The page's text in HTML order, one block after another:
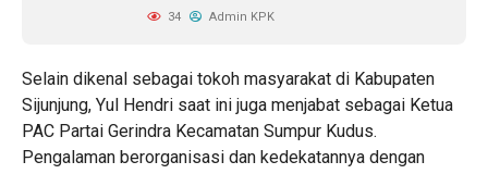
34 Admin KPK
Selain dikenal sebagai tokoh masyarakat di Kabupaten
Sijunjung, Yul Hendri saat ini juga menjabat sebagai Ketua
PAC Partai Gerindra Kecamatan Sumpur Kudus.
Pengalaman berorganisasi dan kedekatannya dengan